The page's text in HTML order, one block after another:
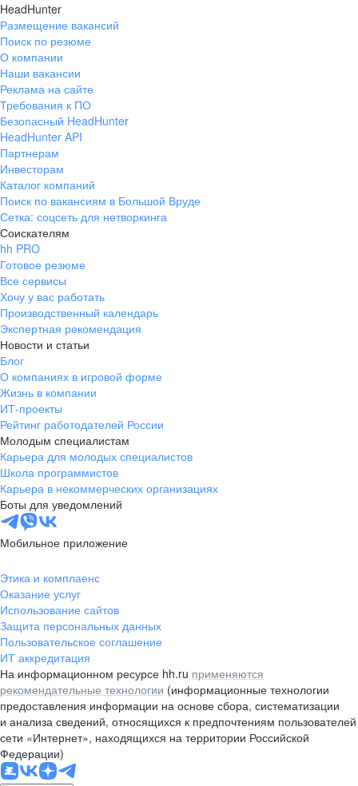
HeadHunter
Размещение вакансий
Поиск по резюме
О компании
Наши вакансии
Реклама на сайте
Требования к ПО
Безопасный HeadHunter
HeadHunter API
Партнерам
Инвесторам
Каталог компаний
Поиск по вакансиям в Большой Вруде
Сетка: соцсеть для нетворкинга
Соискателям
hh PRO
Готовое резюме
Все сервисы
Хочу у вас работать
Производственный календарь
Экспертная рекомендация
Новости и статьи
Блог
О компаниях в игровой форме
Жизнь в компании
ИТ-проекты
Рейтинг работодателей России
Молодым специалистам
Карьера для молодых специалистов
Школа программистов
Карьера в некоммерческих организациях
Боты для уведомлений
Мобильное приложение
Этика и комплаенс
Оказание услуг
Использование сайтов
Защита персональных данных
Пользовательское соглашение
ИТ аккредитация
На информационном ресурсе hh.ru применяются
рекомендательные технологии (информационные технологии
предоставления информации на основе сбора, систематизации
и анализа сведений, относящихся к предпочтениям пользователей
сети «Интернет», находящихся на территории Российской
Федерации)